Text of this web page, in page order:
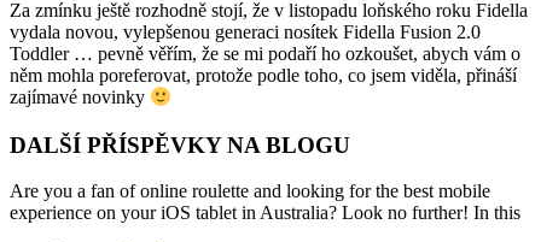
Za zmínku ještě rozhodně stojí, že v listopadu loňského roku Fidella
vydala novou, vylepšenou generaci nosítek Fidella Fusion 2.0
Toddler … pevně věřím, že se mi podaří ho ozkoušet, abych vám o
něm mohla poreferovat, protože podle toho, co jsem viděla, přináší
zajímavé novinky
DALŠÍ PŘÍSPĚVKY NA BLOGU
Are you a fan of online roulette and looking for the best mobile
experience on your iOS tablet in Australia? Look no further! In this